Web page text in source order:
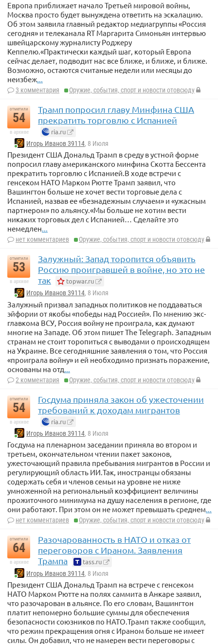
Европа приближает начало Третьей мировой войны,
Москва просто будет вынуждена ответить на эскалацию.
Об этом заявила главный редактор медиагруппы «Россия
сегодня» и телеканала RT Маргарита Симоньян интервью
швейцарскому журналисту Роджеру
Кеппелю.«Практически каждый шаг, который Европа
сейчас делает, подводит нас все ближе, и ближе, и ближе.
Возможно, остаются считаные недели или месяцы до
неизбеж...
3 комментария Оружие, события, спорт и новости отовсюду
отметили
54
в архиве
Трамп попросил главу Минфина США
прекратить торговлю с Испанией
ria.ru
Игорь Иванов 39114, 8 Июля
Президент США Дональд Трамп в среду в устной форме
попросил главу американского минфина Скотта Бессента
прекратить торговлю с Испанией.В ходе встречи с
генсеком НАТО Марком Рютте Трамп заявил, что
Вашингтон больше не хочет вести торговые дела с
Испанией, назвав ее «безнадежным случаем» и «ужасным
партнером» по альянсу.«Мы больше не хотим вести
никаких торговых дел с Испанией… Сделайте это
немедлен...
нет комментариев Оружие, события, спорт и новости отовсюду
отметили
53
в архиве
Залужный: Запад торопится объявить
Россию проигравшей в войне, но это не
так
topwar.ru
Игорь Иванов 39114, 8 Июля
Залужный призвал западных политиков не поддаваться
эйфории от якобы «победы над Россией». По мнению экс-
главкома ВСУ, Россия войну не проиграла, как думают
многие на Западе. Об этом пишет The Telegraph. Западным
странам не стоит торопиться с выводами о происходящем
на Украине. Все сегодняшние заявления о том, что Россия
«проиграла войну» и ей необходимо признать поражение,
основаны на отд
2 комментария Оружие, события, спорт и новости отовсюду
отметили
54
в архиве
Госдума приняла закон об ужесточении
требований к доходам мигрантов
ria.ru
Игорь Иванов 39114, 8 Июля
Госдума на пленарном заседании приняла во втором и
третьем, окончательном чтении пакет законов,
ужесточающий правила пребывания мигрантов в России и
регулирующий область ИИ.Так, иностранцы обязаны
содержать себя и членов семьи на уровне не ниже
умноженной на региональный коэффициент величины
прожиточного минимума на душу населения в регионе, где
они работают. При этом он не может превышать среднем...
нет комментариев Оружие, события, спорт и новости отовсюду
отметили
64
в архиве
Разочарованность в НАТО и отказ от
переговоров с Ираном. Заявления
Трампа
tass.ru
Игорь Иванов 39114, 8 Июля
Президент США Дональд Трамп на встрече с генсеком
НАТО Марком Рютте на полях саммита в Анкаре заявил,
что разочарован в альянсе. По его словам, Вашингтон
платит непомерно большие суммы для обеспечения
безопасности союзников по НАТО.Трамп также сообщил,
что режим прекращения огня с Ираном больше не имеет
силы. Он добавил, что не намерен вести переговоры с